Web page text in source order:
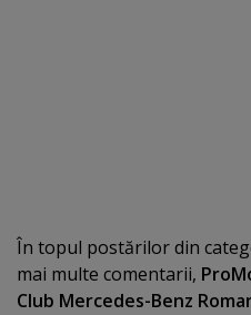
În topul postărilor din
mai multe comentarii,
Club Mercedes-Benz